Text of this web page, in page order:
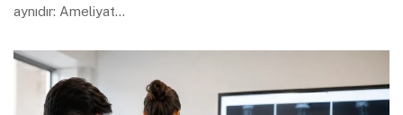
aynıdır: Ameliyat…